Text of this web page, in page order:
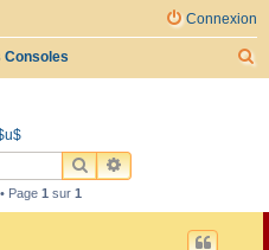
Connexion
Consoles
r
RECHERCHER
RECHERCHE
Page 1 sur 1